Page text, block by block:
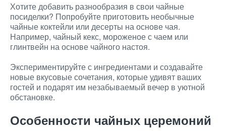
Хотите добавить разнообразия в свои чайные
посиделки? Попробуйте приготовить необычные
чайные коктейли или десерты на основе чая.
Например, чайный кекс, мороженое с чаем или
глинтвейн на основе чайного настоя.
Экспериментируйте с ингредиентами и создавайте
новые вкусовые сочетания, которые удивят ваших
гостей и подарят им незабываемый вечер в уютной
обстановке.
Особенности чайных церемоний